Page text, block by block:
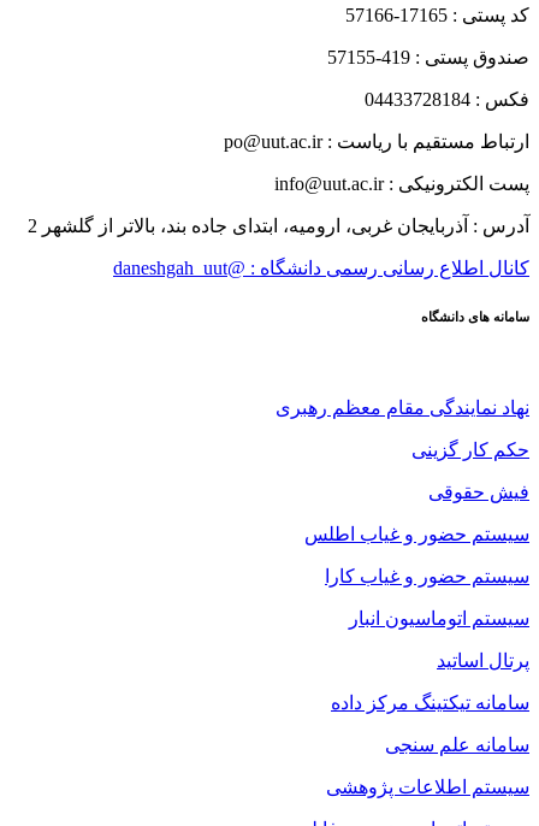
کد پستی : 17165-57166
صندوق پستی : 419-57155
فکس : 04433728184
ارتباط مستقیم با ریاست : po@uut.ac.ir
پست الکترونیکی : info@uut.ac.ir
آدرس : آذربایجان غربی، ارومیه، ابتدای جاده بند، بالاتر از گلشهر 2
کانال اطلاع رسانی رسمی دانشگاه : @daneshgah_uut
سامانه های دانشگاه
نهاد نمایندگی مقام معظم رهبری
حکم کار گزینی
فیش حقوقی
سیستم حضور و غیاب اطلس
سیستم حضور و غیاب کارا
سیستم اتوماسیون انبار
پرتال اساتید
سامانه تیکتینگ مرکز داده
سامانه علم سنجی
سیستم اطلاعات پژوهشی